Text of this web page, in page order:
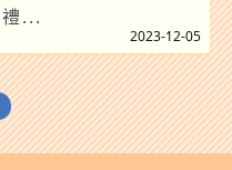
...
2023-12-05